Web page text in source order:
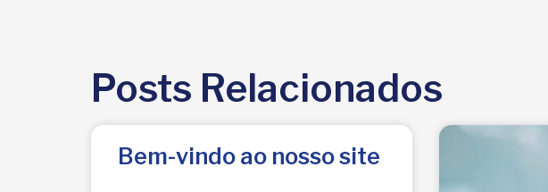
Posts Relacionados
Bem-vindo ao nosso site